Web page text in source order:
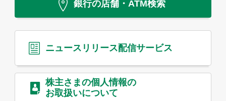
銀行の店舗・ATM検索
ニュースリリース配信サービス
株主さまの個人情報の
お取扱いについて